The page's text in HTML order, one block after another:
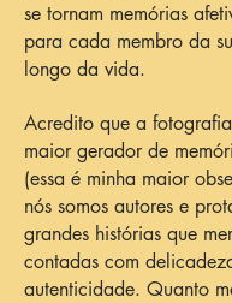
se tornam memórias
para cada membro da
longo da vida.
Acredito que a
maior gerador de
(essa é minha maior
nós somos autores e
grandes histórias que
contadas com
autenticidade. Quanto